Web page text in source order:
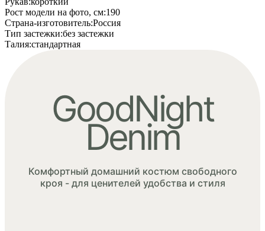
Рост модели на фото, см:190
Страна-изготовитель:Россия
Тип застежки:без застежки
Талия:стандартная
GoodNight
Denim
Комфортный домашний костюм свободного
кроя - для ценителей удобства и стиля